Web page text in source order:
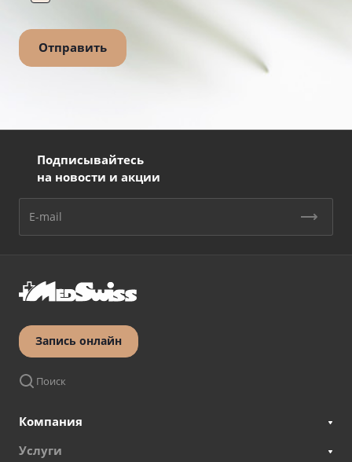
Подписывайтесь
на новости и акции
Запись онлайн
Поиск
Компания
Услуги